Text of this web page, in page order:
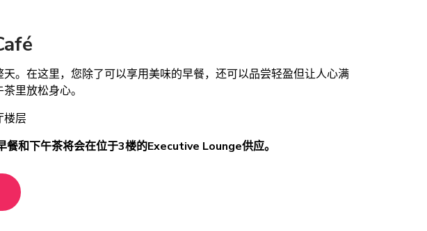
。在这里，您除了可以享用美味的早餐，还可以品尝轻盈但让人心满
里放松身心。
楼层
和下午茶将会在位于3楼的Executive Lounge供应。